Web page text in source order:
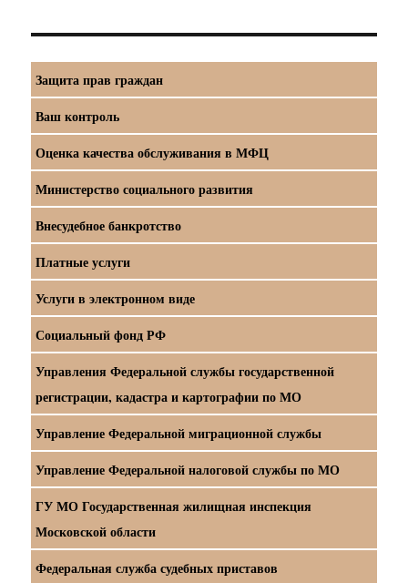
Защита прав граждан
Ваш контроль
Оценка качества обслуживания в МФЦ
Министерство социального развития
Внесудебное банкротство
Платные услуги
Услуги в электронном виде
Социальный фонд РФ
Управления Федеральной службы государственной
регистрации, кадастра и картографии по МО
Управление Федеральной миграционной службы
Управление Федеральной налоговой службы по МО
ГУ МО Государственная жилищная инспекция
Московской области
Федеральная служба судебных приставов